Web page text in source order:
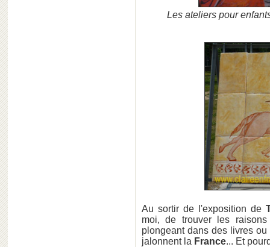
Les ateliers pour
Au sortir de l'exposition de
moi, de trouver les
plongeant dans des livres
jalonnent la France... Et